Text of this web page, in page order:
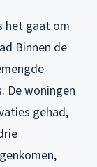
het gaat om
Binnen de
De woningen
gehad,